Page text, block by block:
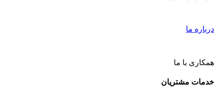
درباره ما
همکاری با ما
خدمات مشتریان